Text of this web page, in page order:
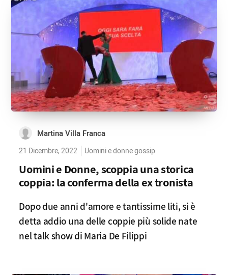
Martina Villa Franca
21 Dicembre, 2022 Uomini e donne gossip
Uomini e Donne, scoppia una storica
coppia: la conferma della ex tronista
Dopo due anni d'amore e tantissime liti, si è
detta addio una delle coppie più solide nate
nel talk show di Maria De Filippi